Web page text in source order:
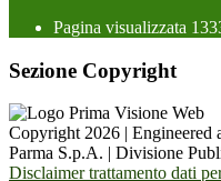
Pagina visualizzata
Sezione Copyright
Copyright 2026 | Engineered
Parma S.p.A. | Divisione
Disclaimer trattamento dati